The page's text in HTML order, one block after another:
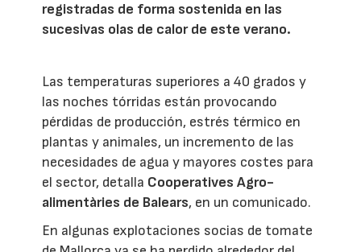
registradas de forma sostenida en las
sucesivas olas de calor de este verano.
Las temperaturas superiores a 40 grados y
las noches tórridas están provocando
pérdidas de producción, estrés térmico en
plantas y animales, un incremento de las
necesidades de agua y mayores costes para
el sector, detalla Cooperatives Agro-
alimentàries de Balears, en un comunicado.
En algunas explotaciones socias de tomate